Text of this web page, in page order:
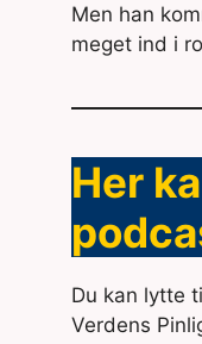
Men han
meget ind i
Her
Du kan lytte
Verdens